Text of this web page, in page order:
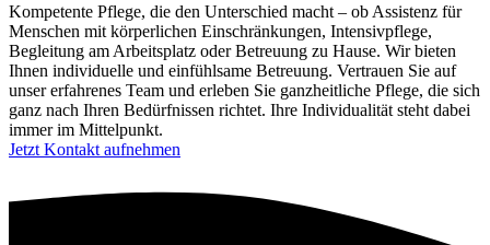
Kompetente Pflege, die den Unterschied macht – ob Assistenz für
Menschen mit körperlichen Einschränkungen, Intensivpflege,
Begleitung am Arbeitsplatz oder Betreuung zu Hause. Wir bieten
Ihnen individuelle und einfühlsame Betreuung. Vertrauen Sie auf
unser erfahrenes Team und erleben Sie ganzheitliche Pflege, die sich
ganz nach Ihren Bedürfnissen richtet. Ihre Individualität steht dabei
immer im Mittelpunkt.
Jetzt Kontakt aufnehmen